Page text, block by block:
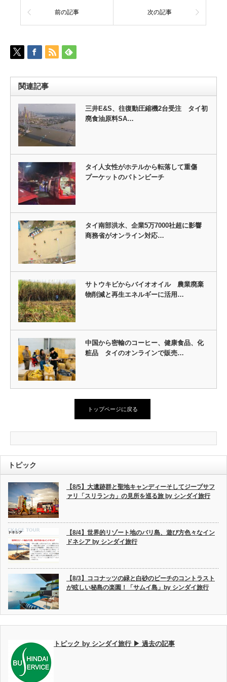
前の記事 次の記事
関連記事
三井E&S、往復動圧縮機2台受注 タイ初
廃食油原料SA…
タイ人女性がホテルから転落して重傷
プーケットのパトンビーチ
タイ南部洪水、企業5万7000社超に影響
商務省がオンライン対応…
サトウキビからバイオオイル 農業廃棄
物削減と再生エネルギーに活用…
中国から密輸のコーヒー、健康食品、化
粧品 タイのオンラインで販売…
トップページに戻る
トピック
【8/5】大遺跡群と聖地キャンディーそしてジープサフ
ァリ「スリランカ」の見所を巡る旅 by シンダイ旅行
【8/4】世界的リゾート地のバリ島、遊び方色々なイン
ドネシア by シンダイ旅行
【8/3】ココナッツの緑と白砂のビーチのコントラスト
が眩しい秘島の楽園！「サムイ島」by シンダイ旅行
トピック by シンダイ旅行 ▶ 過去の記事